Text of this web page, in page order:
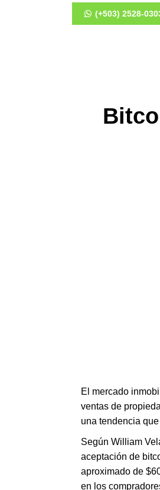
(+503) 2528-
El mercado
ventas de
una tendencia
Según William
aceptación de
aproximado de
en los